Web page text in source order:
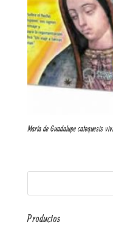
María de Guadalupe catequesis
Productos